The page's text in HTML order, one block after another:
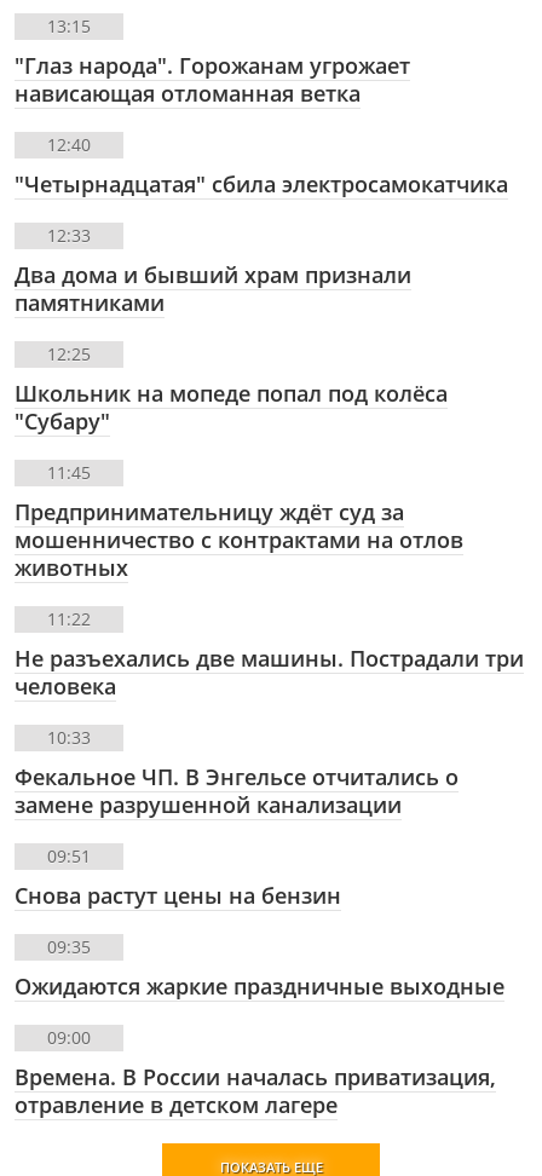
13:15
"Глаз народа". Горожанам угрожает
нависающая отломанная ветка
12:40
"Четырнадцатая" сбила электросамокатчика
12:33
Два дома и бывший храм признали
памятниками
12:25
Школьник на мопеде попал под колёса
"Субару"
11:45
Предпринимательницу ждёт суд за
мошенничество с контрактами на отлов
животных
11:22
Не разъехались две машины. Пострадали три
человека
10:33
Фекальное ЧП. В Энгельсе отчитались о
замене разрушенной канализации
09:51
Снова растут цены на бензин
09:35
Ожидаются жаркие праздничные выходные
09:00
Времена. В России началась приватизация,
отравление в детском лагере
ПОКАЗАТЬ ЕЩЕ